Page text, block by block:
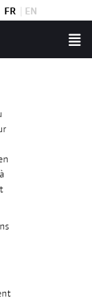
FR EN